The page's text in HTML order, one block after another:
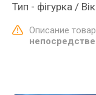
Тип - фігурка /
Описание